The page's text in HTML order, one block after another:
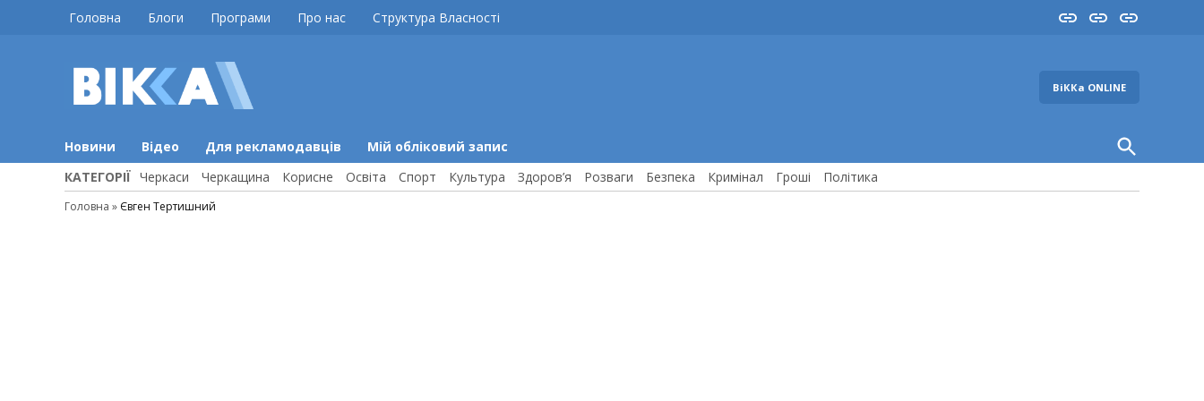
Головна Блоги Програми Про нас Структура Власності InstaYouTube
FB
ВіККа ONLINE
Новини Відео Для рекламодавців Мій обліковий запис
Open
Search
КАТЕГОРІЇ Черкаси Черкащина Корисне Освіта Спорт Культура Здоров’я Розваги Безпека Кримінал Гроші Політика
Головна » Євген Тертишний